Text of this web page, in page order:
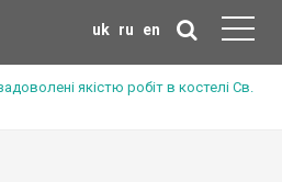
uk ru en
якістю робіт в костелі Св.